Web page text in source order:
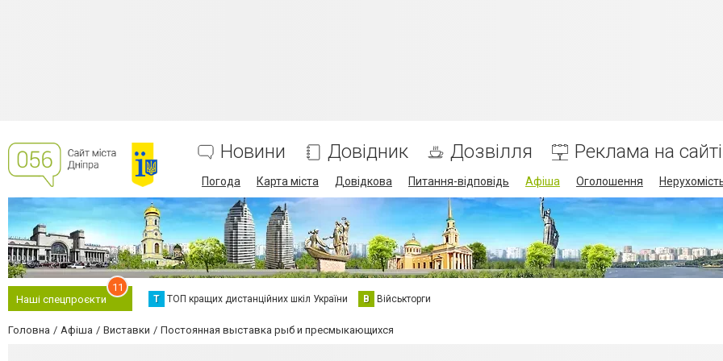
Новини Довідник Дозвілля Реклама на сайті
Погода Карта міста Довідкова Питання-відповідь Афіша Оголошення
Наші спецпроєкти
11
Т ТОП кращих дистанційних шкіл України В Військторги
Головна Афіша Виставки Постоянная выставка рыб и пресмыкающихся